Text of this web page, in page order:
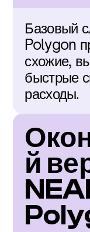
Базовый
Polygon
схожие,
быстрые
расходы.
й